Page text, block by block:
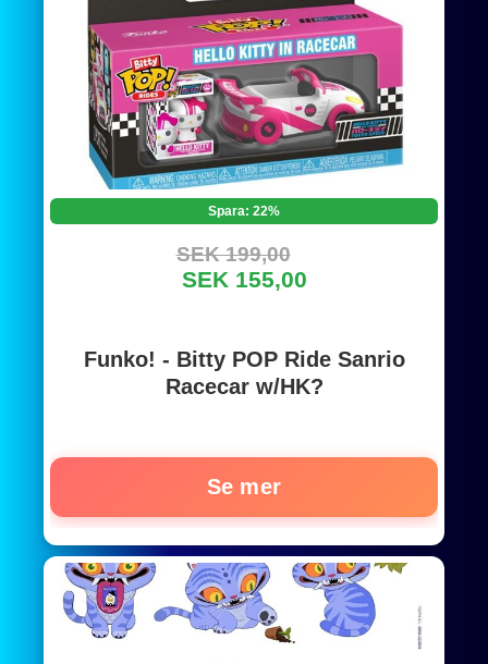
Spara: 22%
SEK 199,00
SEK 155,00
Funko! - Bitty POP Ride Sanrio
Racecar w/HK?
Se mer